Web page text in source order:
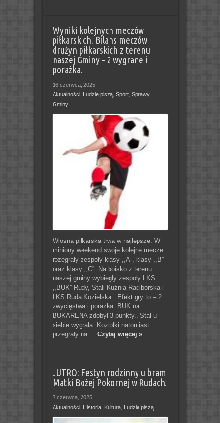
Wyniki kolejnych meczów
piłkarskich. Bilans meczów
drużyn piłkarskich z terenu
naszej Gminy – 2 wygrane i
porażka.
16 czerwca, 2025
Aktualności, Ludzie piszą, Sport, Sprawy
Gminy
Wiosna piłkarska trwa w najlepsze. W
miniony weekend swoje kolejne mecze
rozegrały zespoły klasy ,,A”, klasy ,,B”
oraz klasy ,,C”. Na boisko z terenu
naszej gminy wybiegły zespoły LKS
,,BUK” Rudy, Stali Kuźnia Raciborska i
LKS Ruda Kozielska. Efekt gry to – 2
zwycięstwa i porażka. BUK na
BUKARENA zdobył 3 punkty.. Stal u
siebie wygrała. Koziołki natomiast
przegrały na ... Czytaj więcej »
JUTRO: Festyn rodzinny u bram
Matki Bożej Pokornej w Rudach.
7 czerwca, 2025
Aktualności, Historia, Kultura, Ludzie piszą